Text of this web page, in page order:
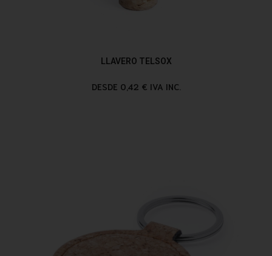
LLAVERO TELSOX
DESDE 0,42 € IVA INC.